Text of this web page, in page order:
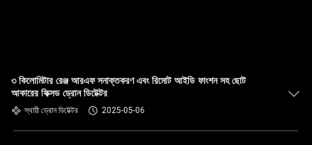
৩ কিলোমিটার রেঞ্জ আরএফ সনাক্তকরণ এবং রিমোট আইডি ফাংশন সহ ছোট
আকারের ফিক্সড ড্রোন ডিটেক্টর
স্থায়ী ড্রোন ডিটেক্টর 2025-05-06